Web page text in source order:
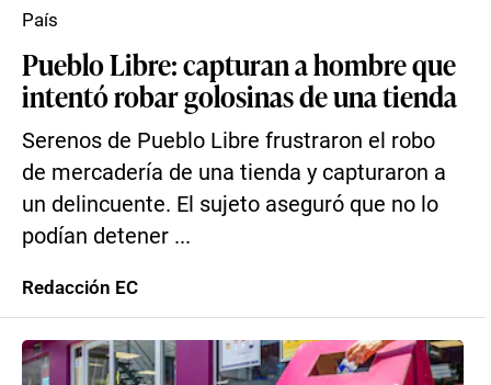
Pueblo Libre: capturan a hombre que
intentó robar golosinas de una tienda
Serenos de Pueblo Libre frustraron el robo
de mercadería de una tienda y capturaron a
un delincuente. El sujeto aseguró que no lo
podían detener ...
País
Redacción EC